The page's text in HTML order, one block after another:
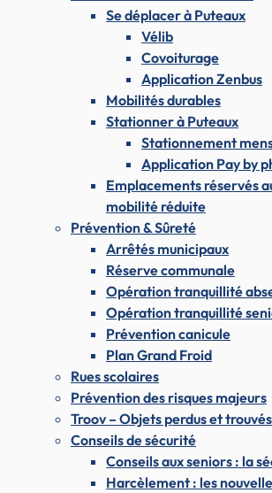
Se déplacer à Puteaux
Vélib
Covoiturage
Application Zenbus
Mobilités durables
Stationner à Puteaux
Stationnement
Application Pay by
Emplacements réservés
mobilité réduite
Prévention & Sûreté
Arrêtés municipaux
Réserve communale
Opération tranquillité
Opération tranquillité
Prévention canicule
Plan Grand Froid
Rues scolaires
Prévention des risques majeurs
Troov – Objets perdus et trouvés
Conseils de sécurité
Conseils aux seniors : la
Harcèlement : les